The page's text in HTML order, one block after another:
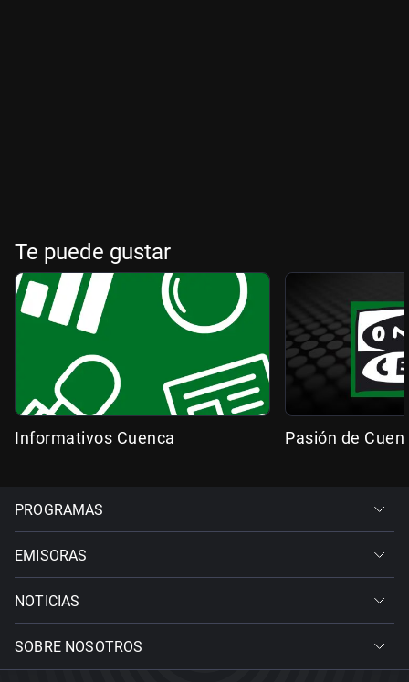
Te puede gustar
Informativos Cuenca Pasión de
PROGRAMAS
EMISORAS
NOTICIAS
SOBRE NOSOTROS